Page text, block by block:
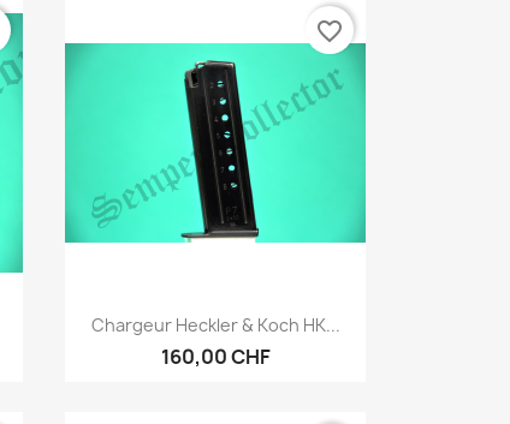
Vorschau
Chargeur Heckler & Koch HK...
160,00 CHF
favorite_border